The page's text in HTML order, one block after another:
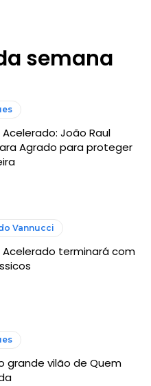
semana
João Raul
Agrado para proteger
Vannucci
terminará com
grande vilão de Quem